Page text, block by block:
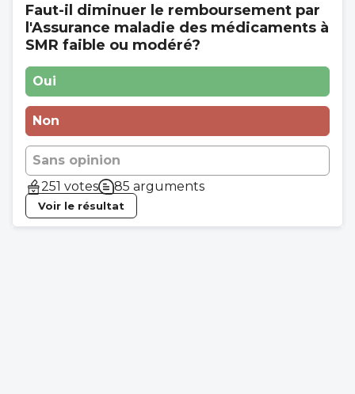
Faut-il diminuer le remboursement par
l'Assurance maladie des médicaments à
SMR faible ou modéré?
Oui
Non
Sans opinion
251 votes
85 arguments
Voir le résultat